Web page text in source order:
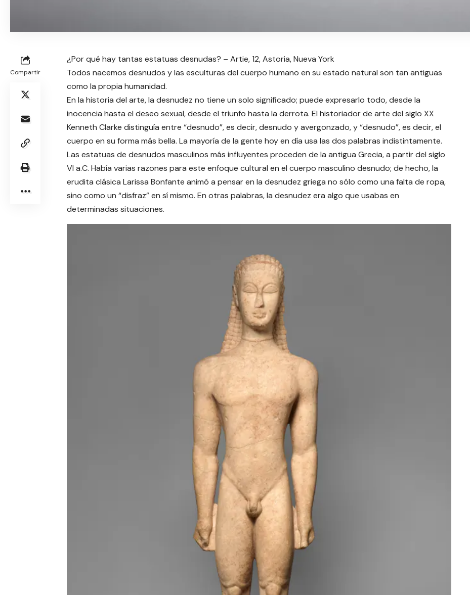
Compartir
¿Por qué hay tantas estatuas desnudas? – Artie, 12, Astoria, Nueva York
Todos nacemos desnudos y las esculturas del cuerpo humano en su estado natural son tan antiguas
como la propia humanidad.
En la historia del arte, la desnudez no tiene un solo significado; puede expresarlo todo, desde la
inocencia hasta el deseo sexual, desde el triunfo hasta la derrota. El historiador de arte del siglo XX
Kenneth Clarke distinguía entre “desnudo”, es decir, desnudo y avergonzado, y “desnudo”, es decir, el
cuerpo en su forma más bella. La mayoría de la gente hoy en día usa las dos palabras indistintamente.
Las estatuas de desnudos masculinos más influyentes proceden de la antigua Grecia, a partir del siglo
VI a.C. Había varias razones para este enfoque cultural en el cuerpo masculino desnudo; de hecho, la
erudita clásica Larissa Bonfante animó a pensar en la desnudez griega no sólo como una falta de ropa,
sino como un “disfraz” en sí mismo. En otras palabras, la desnudez era algo que usabas en
determinadas situaciones.